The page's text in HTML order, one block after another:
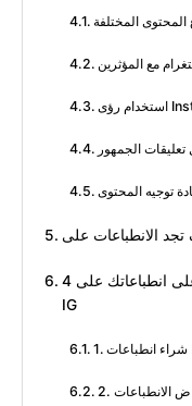
المحتوى المختلفة
مع المؤثرين
تعليقات الجمهور
توجيه المحتوى
4 أشياء يجب تجنب القيام بها تؤثر سلبًا على انطباعاتك على
IG
الانطباعات